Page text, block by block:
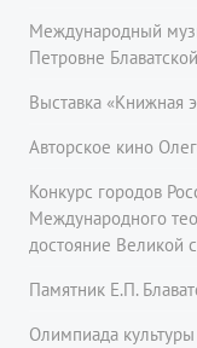
Международный
Петровне Блаватской
Выставка «Книжная
Авторское кино
Конкурс городов
Международного
достояние Великой
Памятник Е.П.
Олимпиада